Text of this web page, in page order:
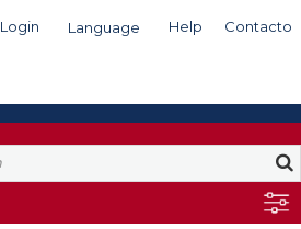
Login Language Help Contacto